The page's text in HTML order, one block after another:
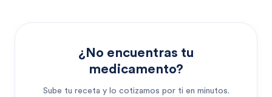
¿No encuentras tu
medicamento?
Sube tu receta y lo cotizamos por ti en minutos.